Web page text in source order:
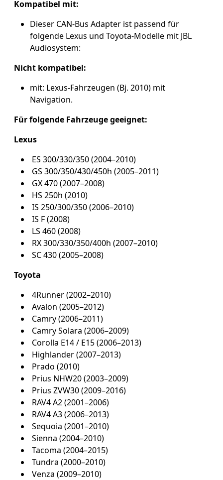
Kompatibel mit:
Dieser CAN-Bus Adapter ist passend für
folgende Lexus und Toyota-Modelle mit JBL
Audiosystem:
Nicht kompatibel:
mit: Lexus-Fahrzeugen (Bj. 2010) mit
Navigation.
Für folgende Fahrzeuge geeignet:
Lexus
ES 300/330/350 (2004–2010)
GS 300/350/430/450h (2005–2011)
GX 470 (2007–2008)
HS 250h (2010)
IS 250/300/350 (2006–2010)
IS F (2008)
LS 460 (2008)
RX 300/330/350/400h (2007–2010)
SC 430 (2005–2008)
Toyota
4Runner (2002–2010)
Avalon (2005–2012)
Camry (2006–2011)
Camry Solara (2006–2009)
Corolla E14 / E15 (2006–2013)
Highlander (2007–2013)
Prado (2010)
Prius NHW20 (2003–2009)
Prius ZVW30 (2009–2016)
RAV4 A2 (2001–2006)
RAV4 A3 (2006–2013)
Sequoia (2001–2010)
Sienna (2004–2010)
Tacoma (2004–2015)
Tundra (2000–2010)
Venza (2009–2010)